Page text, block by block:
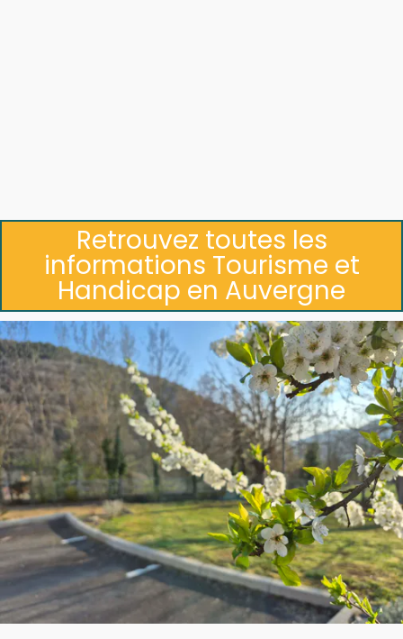
Retrouvez toutes les
informations Tourisme et
Handicap en Auvergne